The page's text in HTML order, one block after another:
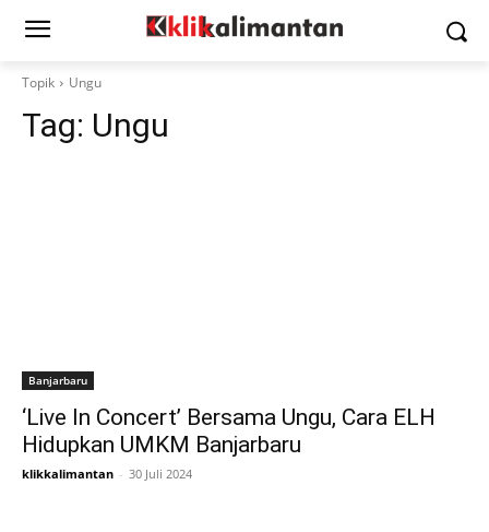
Topik Ungu
Tag: Ungu
Banjarbaru
‘Live In Concert’ Bersama Ungu, Cara ELH
Hidupkan UMKM Banjarbaru
klikkalimantan - 30 Juli 2024